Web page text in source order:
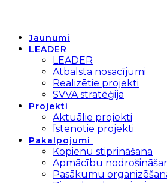
Jaunumi
LEADER
LEADER
Atbalsta nosacījumi
Realizētie projekti
SVVA stratēģija
Projekti
Aktuālie projekti
Īstenotie projekti
Pakalpojumi
Kopienu stiprināšana
Apmācību
Pasākumu